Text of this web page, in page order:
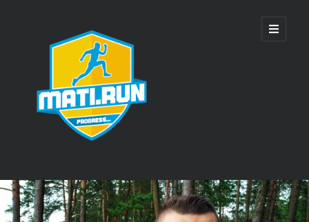
open
primary
Sidebar
Ostatnie wpisy
SkyWayRun Lublin 2025 – relacja